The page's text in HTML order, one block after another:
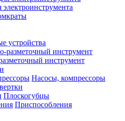
электроинструмента
устройства
инструмент
Насосы, компрессоры
Плоскогубцы
Приспособления